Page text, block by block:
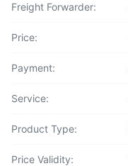
Freight Forwarder:
Price:
Payment:
Service:
Product Type:
Price Validity: